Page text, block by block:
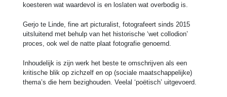
koesteren wat waardevol is en loslaten wat overbodig is.
Gerjo te Linde, fine art picturalist, fotografeert sinds 2015
uitsluitend met behulp van het historische ‘wet collodion’
proces, ook wel de natte plaat fotografie genoemd.
Inhoudelijk is zijn werk het beste te omschrijven als een
kritische blik op zichzelf en op (sociale maatschappelijke)
thema’s die hem bezighouden. Veelal ‘poëtisch’ uitgevoerd.